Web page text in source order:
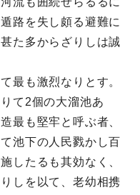
路を失し頗る避難に
た多からざりしは誠
最も激烈なりとす。
て2個の大溜池あ
最も堅牢と呼ぶ者、
池下の人民戮かし百
したるも其効なく、
しを以て、老幼相携